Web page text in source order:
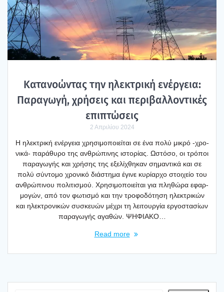
Κατα­νο­ώ­ντας την ηλε­κτρι­κή ενέρ­γεια:
Παρα­γω­γή, χρή­σεις και περι­βαλ­λο­ντι­κές
επι­πτώ­σεις
2 Απριλίου 2024
Η ηλε­κτρι­κή ενέρ­γεια χρη­σι­μο­ποιεί­ται σε ένα πολύ μικρό ‑χρο­­
νι­­κά- παρά­θυ­ρο της ανθρώ­πι­νης ιστο­ρί­ας. Ωστό­σο, οι τρό­ποι
παρα­γω­γής και χρή­σης της εξε­λί­χθη­καν σημα­ντι­κά και σε
πολύ σύντο­μο χρο­νι­κό διά­στη­μα έγι­νε κυρί­αρ­χο στοι­χείο του
ανθρώ­πι­νου πολι­τι­σμού. Χρη­σι­μο­ποιεί­ται για πλη­θώ­ρα εφαρ­
μο­γών, από τον φωτι­σμό και την τρο­φο­δό­τη­ση ηλε­κτρι­κών
και ηλε­κτρο­νι­κών συσκευών μέχρι τη λει­τουρ­γία εργο­στα­σί­ων
παρα­γω­γής αγα­θών. ΨΗΦΙΑΚΟ…
Read more